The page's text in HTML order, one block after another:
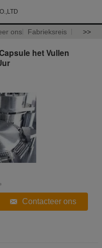
ons Fabrieksreis >>
het Vullen
Contacteer ons